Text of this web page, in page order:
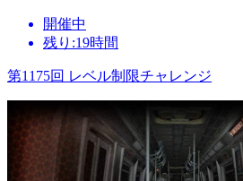
開催中
残り:19時間
第1175回 レベル制限チャレンジ